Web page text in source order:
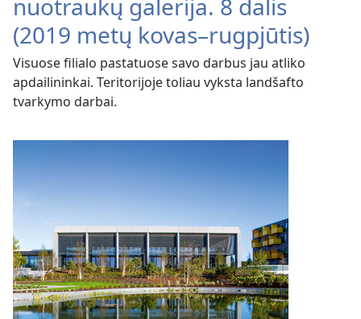
nuotraukų galerija. 8 dalis
(2019 metų kovas–rugpjūtis)
Visuose filialo pastatuose savo darbus jau atliko
apdailininkai. Teritorijoje toliau vyksta landšafto
tvarkymo darbai.